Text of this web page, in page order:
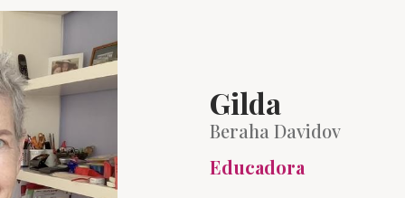
Gilda
Beraha Davidov
Educadora